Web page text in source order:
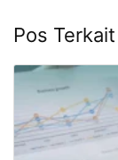
Pos Terkait